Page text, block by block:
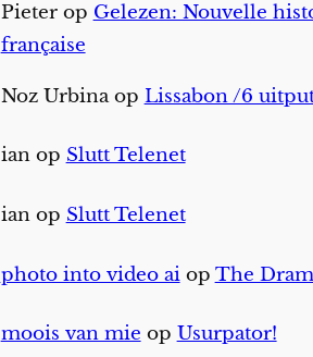
Pieterop Gelezen: Nouvelle
française
Noz Urbinaop Lissabon /6
ianop Slutt Telenet
ianop Slutt Telenet
photo into video aiop The
moois van mie op Usurpator!